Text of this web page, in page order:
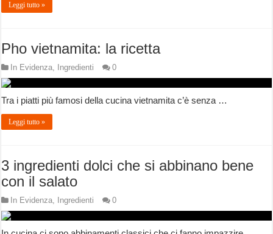
Leggi tutto »
Pho vietnamita: la ricetta
In Evidenza, Ingredienti 0
Tra i piatti più famosi della cucina vietnamita c’è senza …
Leggi tutto »
3 ingredienti dolci che si abbinano bene
con il salato
In Evidenza, Ingredienti 0